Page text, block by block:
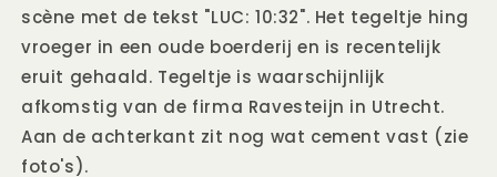
scène met de tekst "LUC: 10:32". Het tegeltje hing
vroeger in een oude boerderij en is recentelijk
eruit gehaald. Tegeltje is waarschijnlijk
afkomstig van de firma Ravesteijn in Utrecht.
Aan de achterkant zit nog wat cement vast (zie
foto's).